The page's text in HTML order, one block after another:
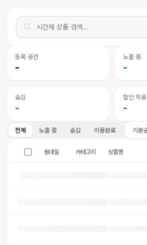
등록 공간
-
노출 중
-
숨김
-
할인 적용
-
전체 노출 중 숨김 이용완료
썸네일 카테고리 상품명